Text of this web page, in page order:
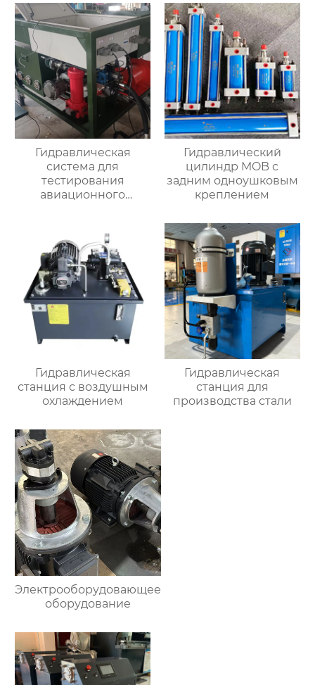
Гидравлическая
система для
тестирования
авиационного
Гидравлический
цилиндр MOB с
задним одноушковым
креплением
Гидравлическая
станция с воздушным
охлаждением
Гидравлическая
станция для
производства стали
Электрооборудовающее
оборудование